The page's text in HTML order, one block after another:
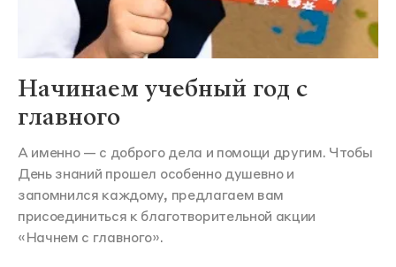
Начинаем учебный год с
главного
А именно — с доброго дела и помощи другим. Чтобы
День знаний прошел особенно душевно и
запомнился каждому, предлагаем вам
присоединиться к благотворительной акции
«Начнем с главного».